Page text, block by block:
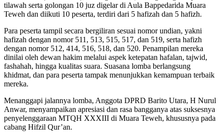
tilawah serta golongan 10 juz digelar di Aula Bappedarida Muara
Teweh dan diikuti 10 peserta, terdiri dari 5 hafizah dan 5 hafizh.
Para peserta tampil secara bergiliran sesuai nomor undian, yakni
hafizah dengan nomor 511, 513, 515, 517, dan 519, serta hafizh
dengan nomor 512, 414, 516, 518, dan 520. Penampilan mereka
dinilai oleh dewan hakim melalui aspek ketepatan hafalan, tajwid,
fashahah, hingga kualitas suara. Suasana lomba berlangsung
khidmat, dan para peserta tampak menunjukkan kemampuan terbaik
mereka.
Menanggapi jalannya lomba, Anggota DPRD Barito Utara, H Nurul
Anwar, menyampaikan apresiasi dan rasa bangganya atas suksesnya
penyelenggaraan MTQH XXXIII di Muara Teweh, khususnya pada
cabang Hifzil Qur’an.